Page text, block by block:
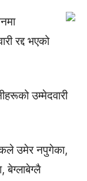
रद्द भएको
उम्मेदवारी
उमेर नपुगेका,
बेग्लाबेग्लै